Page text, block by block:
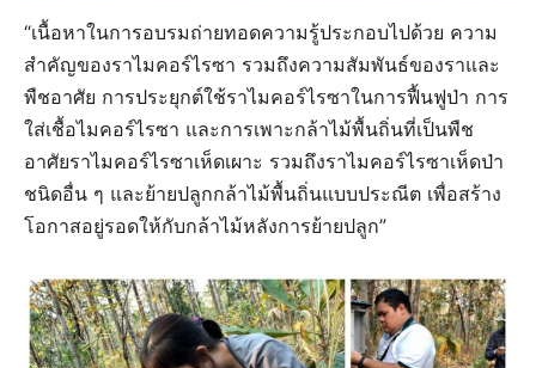
“เนื้อหาในการอบรมถ่ายทอดความรู้ประกอบไปด้วย ความ
สำคัญของราไมคอร์ไรซา รวมถึงความสัมพันธ์ของราและ
พืชอาศัย การประยุกต์ใช้ราไมคอร์ไรซาในการฟื้นฟูป่า การ
ใส่เชื้อไมคอร์ไรซา และการเพาะกล้าไม้พื้นถิ่นที่เป็นพืช
อาศัยราไมคอร์ไรซาเห็ดเผาะ รวมถึงราไมคอร์ไรซาเห็ดป่า
ชนิดอื่น ๆ และย้ายปลูกกล้าไม้พื้นถิ่นแบบประณีต เพื่อสร้าง
โอกาสอยู่รอดให้กับกล้าไม้หลังการย้ายปลูก”